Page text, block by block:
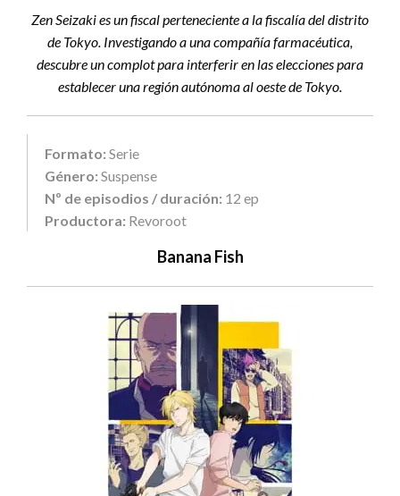
Zen Seizaki es un fiscal perteneciente a la fiscalía del distrito
de Tokyo. Investigando a una compañía farmacéutica,
descubre un complot para interferir en las elecciones para
establecer una región autónoma al oeste de Tokyo.
Formato: Serie
Género: Suspense
Nº de episodios / duración: 12 ep
Productora: Revoroot
Banana Fish